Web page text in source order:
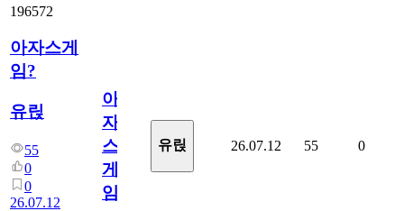
196572
아자스게
임?
유릱
55
0
0
26.07.12
아
자
스
게
임?
유릱 26.07.12 55 0